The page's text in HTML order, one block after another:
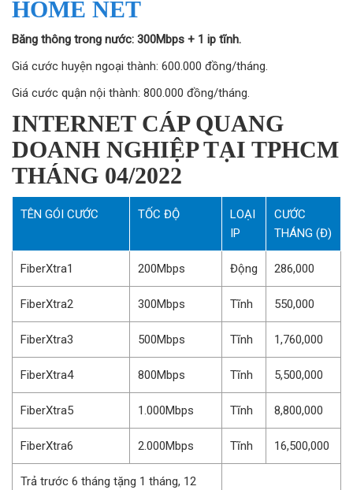
HOME NET
Băng thông trong nước: 300Mbps + 1 ip tĩnh.
Giá cước huyện ngoại thành: 600.000 đồng/tháng.
Giá cước quận nội thành: 800.000 đồng/tháng.
INTERNET CÁP QUANG
DOANH NGHIỆP TẠI TPHCM
THÁNG 04/2022
TÊN GÓI CƯỚC TỐC ĐỘ
LOẠI
IP
CƯỚC
THÁNG (Đ)
FiberXtra1 200Mbps Động 286,000
FiberXtra2 300Mbps Tĩnh 550,000
FiberXtra3 500Mbps Tĩnh 1,760,000
FiberXtra4 800Mbps Tĩnh 5,500,000
FiberXtra5 1.000Mbps Tĩnh 8,800,000
FiberXtra6 2.000Mbps Tĩnh 16,500,000
Trả trước 6 tháng tặng 1 tháng, 12